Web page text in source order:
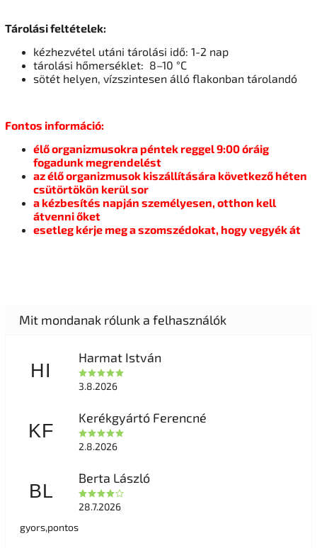
Tárolási feltételek:
kézhezvétel utáni tárolási idő: 1-2 nap
tárolási hőmerséklet: 8–10 °C
sötét helyen, vízszintesen álló flakonban tárolandó
Fontos információ:
élő organizmusokra péntek reggel 9:00 óráig
fogadunk megrendelést
az élő organizmusok kiszállítására következő héten
csütörtökön kerül sor
a kézbesítés napján személyesen, otthon kell
átvenni őket
esetleg kérje meg a szomszédokat, hogy vegyék át
HI
Harmat István
3.8.2026
KF
Kerékgyártó Ferencné
2.8.2026
BL
Berta László
28.7.2026
gyors,pontos